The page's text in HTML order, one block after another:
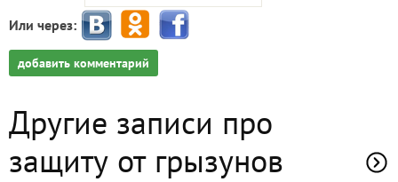
Или через:
добавить комментарий
Другие записи про
защиту от грызунов